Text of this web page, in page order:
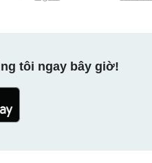
tôi ngay bây giờ!